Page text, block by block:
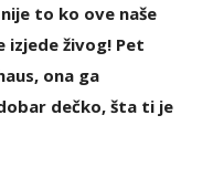
to ko ove naše
izjede živog! Pet
ona ga
dečko, šta ti je